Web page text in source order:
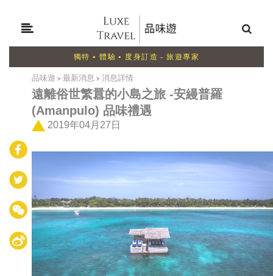
獨特 • 體驗 • 度身訂造 - 旅遊專家
品味遊 >最新消息 >消息詳情
遠離俗世繁囂的小島之旅 -安縵普羅
(Amanpulo) 品味禮遇
2019年04月27日